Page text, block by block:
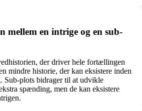
mellem en intrige og en sub-
der driver hele fortællingen
mindre historie, der kan eksistere inden
Sub-plots bidrager til at udvikle
spænding, men de kan eksistere